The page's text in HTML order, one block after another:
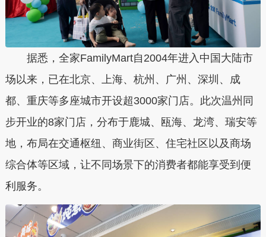
据悉，全家FamilyMart自2004年进入中国大陆市
场以来，已在北京、上海、杭州、广州、深圳、成
都、重庆等多座城市开设超3000家门店。此次温州同
步开业的8家门店，分布于鹿城、瓯海、龙湾、瑞安等
地，布局在交通枢纽、商业街区、住宅社区以及商场
综合体等区域，让不同场景下的消费者都能享受到便
利服务。